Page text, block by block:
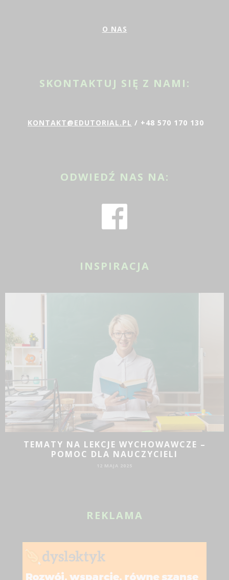
O NAS
SKONTAKTUJ SIĘ Z NAMI:
KONTAKT@EDUTORIAL.PL / +48 570 170 130
ODWIEDŹ NAS NA:
INSPIRACJA
TEMATY NA LEKCJE WYCHOWAWCZE –
POMOC DLA NAUCZYCIELI
12 MAJA 2025
REKLAMA